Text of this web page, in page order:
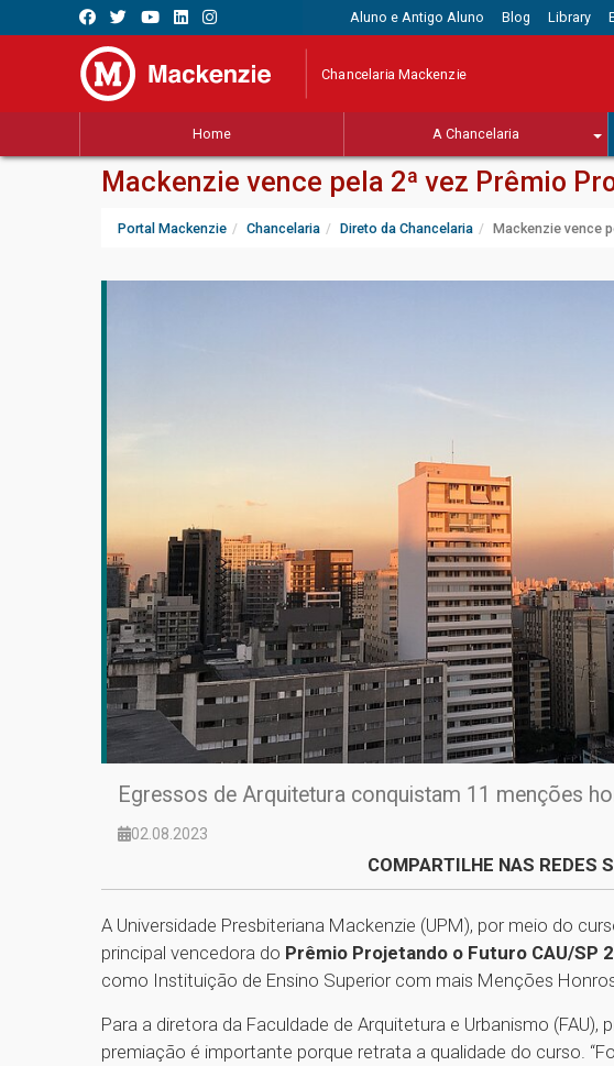
Aluno e Antigo Aluno Blog Library
Chancelaria Mackenzie
Home A Chancelaria
Mackenzie vence pela 2ª vez Prêmio
Portal Mackenzie Chancelaria Direto da Chancelaria Mackenzie vence
Egressos de Arquitetura conquistam 11 menções
02.08.2023
COMPARTILHE NAS REDES
A Universidade Presbiteriana Mackenzie (UPM), por meio do
principal vencedora do Prêmio Projetando o Futuro CAU/SP
como Instituição de Ensino Superior com mais Menções
Para a diretora da Faculdade de Arquitetura e Urbanismo (FAU),
premiação é importante porque retrata a qualidade do curso.